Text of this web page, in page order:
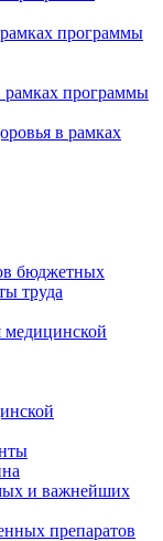
программы
рамках программы
в рамках
бюджетных
труда
медицинской
и важнейших
препаратов